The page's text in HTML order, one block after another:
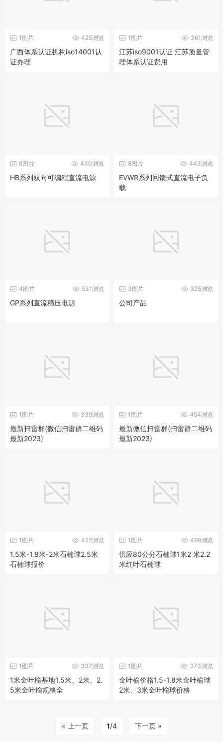
425浏览
1图片
广西体系认证机构iso14001认
证办理
361浏览
1图片
江苏iso9001认证 江苏质量管
理体系认证费用
430浏览
6图片
HB系列双向可编程直流电源
443浏览
8图片
EVWR系列回馈式直流电子负
载
531浏览
4图片
GP系列直流稳压电源
325浏览
3图片
公司产品
339浏览
1图片
最新扫雷群(微信扫雷群二维码
最新2023)
454浏览
1图片
最新微信扫雷群(扫雷群二维码
最新2023)
422浏览
1图片
1.5米-1.8米-2米石楠球2.5米
石楠球报价
499浏览
1图片
供应80公分石楠球1米2 米2.2
米红叶石楠球
337浏览
1图片
1米金叶榆基地1.5米、2米、2.
5米金叶榆规格全
373浏览
1图片
金叶榆价格1.5-1.8米金叶榆球
2米、3米金叶榆球价格
« 上一页 1/4 下一页 »